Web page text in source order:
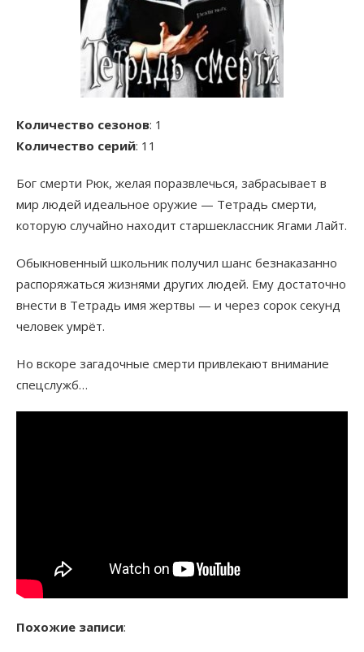
Количество сезонов: 1
Количество серий: 11
Бог смерти Рюк, желая поразвлечься, забрасывает в
мир людей идеальное оружие — Тетрадь смерти,
которую случайно находит старшеклассник Ягами Лайт.
Обыкновенный школьник получил шанс безнаказанно
распоряжаться жизнями других людей. Ему достаточно
внести в Тетрадь имя жертвы — и через сорок секунд
человек умрёт.
Но вскоре загадочные смерти привлекают внимание
спецслужб…
Похожие записи: